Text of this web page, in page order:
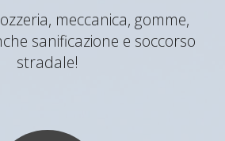
meccanica, gomme,
sanificazione e soccorso
stradale!